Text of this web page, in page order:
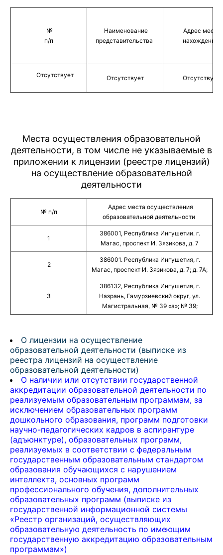
№
п/п
Наименование
представительства
Адрес места
нахождения
Отсутствует Отсутствует Отсутствует
Места осуществления образовательной
деятельности, в том числе не указываемые в
приложении к лицензии (реестре лицензий)
на осуществление образовательной
деятельности
№ п/п
Адрес места осуществления
образовательной деятельности
1
386001, Республика Ингушетии. г.
Магас, проспект И. Зязикова, д. 7
2
386001. Республика Ингушетия, г.
Магас, проспект И. Зязикова, д. 7; д. 7А;
3
386132, Республика Ингушетия, г.
Назрань, Гамурзиевский округ, ул.
Магистральная, № 39 «а»; № 39;
О лицензии на осуществление
образовательной деятельности (выписке из
реестра лицензий на осуществление
образовательной деятельности)
О наличии или отсутствии государственной
аккредитации образовательной деятельности по
реализуемым образовательным программам, за
исключением образовательных программ
дошкольного образования, программ подготовки
научно-педагогических кадров в аспирантуре
(адъюнктуре), образовательных программ,
реализуемых в соответствии с федеральным
государственным образовательным стандартом
образования обучающихся с нарушением
интеллекта, основных программ
профессионального обучения, дополнительных
образовательных программ (выписке из
государственной информационной системы
«Реестр организаций, осуществляющих
образовательную деятельность по имеющим
государственную аккредитацию образовательным
программам»)